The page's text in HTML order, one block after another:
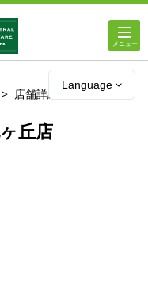
Language
店舗詳細
丘店